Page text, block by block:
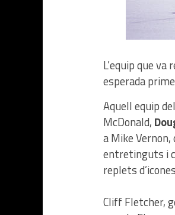
L’equip que
esperada
Aquell equip
McDonald,
a Mike Vernon,
entretinguts i
replets
Cliff Fletcher,